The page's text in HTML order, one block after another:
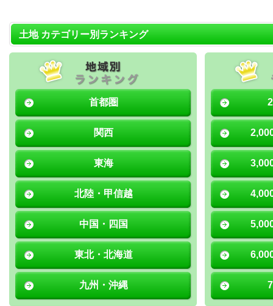
土地 カテゴリー別ランキング
首都圏
関西
東海
北陸・甲信越
中国・四国
東北・北海道
九州・沖縄